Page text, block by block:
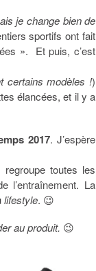
je change bien de
sportifs ont fait
». Et puis, c’est
certains modèles !)
élancées, et il y a
2017. J’espère
toutes les
l’entraînement. La
lifestyle. 😉
au produit. 😉